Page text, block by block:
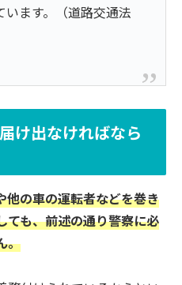
ます。（道路交通法
け出なければなら
他の車の運転者などを巻き
ても、前述の通り警察に必
。